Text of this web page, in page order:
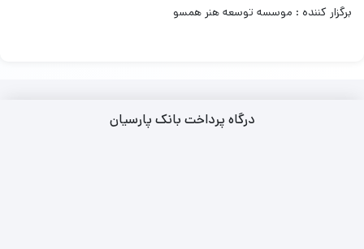
برگزار کننده : موسسه توسعه هنر همسو
درگاه پرداخت بانک پارسیان